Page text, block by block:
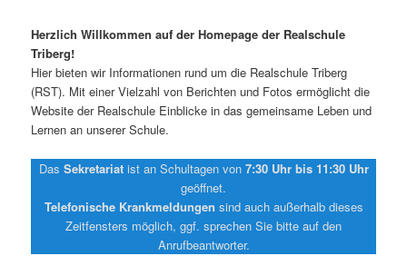
Herzlich Willkommen auf der Homepage der Realschule
Triberg!
Hier bieten wir Informationen rund um die Realschule Triberg
(RST). Mit einer Vielzahl von Berichten und Fotos ermöglicht die
Website der Realschule Einblicke in das gemeinsame Leben und
Lernen an unserer Schule.
Das Sekretariatist an Schultagen von 7:30 Uhr bis 11:30 Uhr
geöffnet.
Telefonische Krankmeldungen sind auch außerhalb dieses
Zeitfensters möglich, ggf. sprechen Sie bitte auf den
Anrufbeantworter.